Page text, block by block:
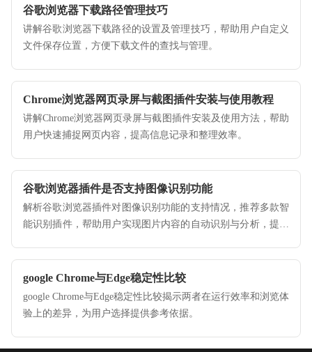
谷歌浏览器下载路径管理技巧
讲解谷歌浏览器下载路径的设置及管理技巧，帮助用户自定义
文件保存位置，方便下载文件的查找与管理。
Chrome浏览器网页录屏与截图插件安装与使用教程
讲解Chrome浏览器网页录屏与截图插件安装及使用方法，帮助
用户快速捕捉网页内容，提高信息记录和整理效率。
谷歌浏览器插件是否支持图像识别功能
解析谷歌浏览器插件对图像识别功能的支持情况，推荐多款智
能识别插件，帮助用户实现图片内容的自动识别与分析，提升
google Chrome与Edge稳定性比较
google Chrome与Edge稳定性比较揭示两者在运行效率和浏览体
验上的差异，为用户选择提供参考依据。